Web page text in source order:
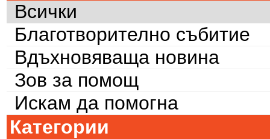
Всички
Благотворително събитие
Вдъхновяваща новина
Зов за помощ
Искам да помогна
Категории